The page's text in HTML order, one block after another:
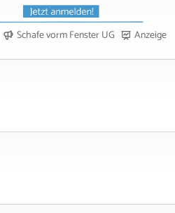
Schafe vorm Fenster UG Anzeige